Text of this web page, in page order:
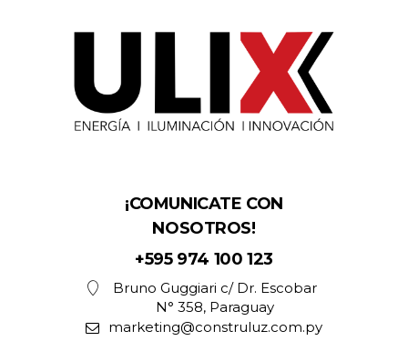
¡COMUNICATE CON
NOSOTROS!
+595 974 100 123
Bruno Guggiari c/ Dr. Escobar
N° 358, Paraguay
marketing@construluz.com.py